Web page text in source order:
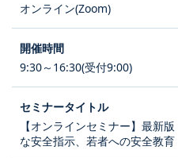
オンライン(Zoom)
9:30～16:30(受付9:00)
【オンラインセミナー】最新
な安全指示、若者への安全教育